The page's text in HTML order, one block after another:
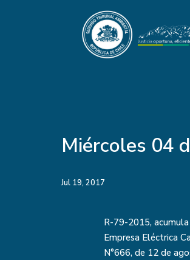
Miércoles 04
Jul 19, 2017
R-79-2015,
Empresa Eléctrica
N°666, de 12 de